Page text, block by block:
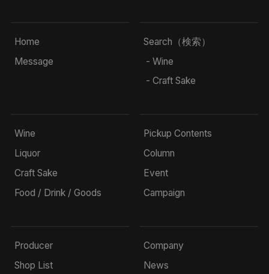
Home
Message
Search（検索）
- Wine
- Craft Sake
Wine
Liquor
Craft Sake
Food / Drink / Goods
Pickup Contents
Column
Event
Campaign
Producer
Shop List
Company
News